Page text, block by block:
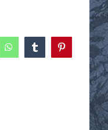
WhatsAppTumblrPinterest